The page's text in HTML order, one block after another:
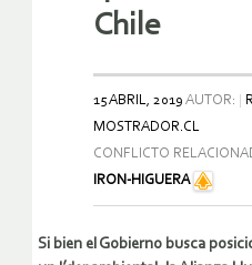
Chile
15 ABRIL, 2019 AUTOR:
MOSTRADOR.CL
CONFLICTO
IRON-HIGUERA
Si bien el Gobierno busca